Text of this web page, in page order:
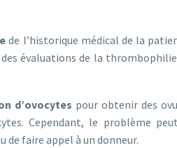
de l’historique médical de la
évaluations de la
d’ovocytes pour obtenir des
Cependant, le problème
faire appel à un donneur.